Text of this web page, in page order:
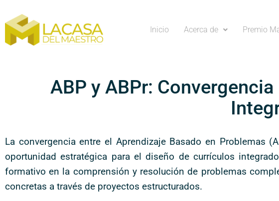
Inicio Acerca de Premio
ABP y ABPr:
La convergencia entre el Aprendizaje Basado en Problemas
oportunidad estratégica para el diseño de currículos
formativo en la comprensión y resolución de problemas
concretas a través de proyectos estructurados.